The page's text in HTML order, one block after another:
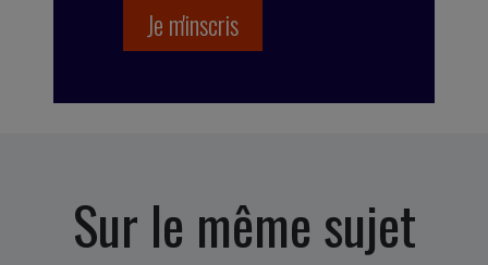
Sur le même sujet